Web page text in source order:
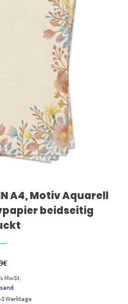
A4, Motiv Aquarell
beidseitig
€
MwSt.
Werktage